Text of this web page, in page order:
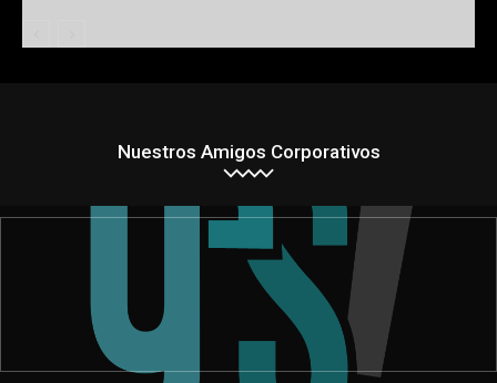
Nuestros Amigos Corporativos